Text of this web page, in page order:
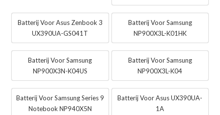
Batterij Voor Asus Zenbook 3
UX390UA-GS041T
Batterij Voor Samsung
NP900X3L-K01HK
Batterij Voor Samsung
NP900X3N-K04US
Batterij Voor Samsung
NP900X3L-K04
Batterij Voor Samsung Series 9
Notebook NP940X5N
Batterij Voor Asus UX390UA-
1A